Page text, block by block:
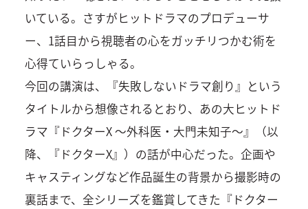
いている。さすがヒットドラマのプロデューサ
ー、1話目から視聴者の心をガッチリつかむ術を
心得ていらっしゃる。
今回の講演は、『失敗しないドラマ創り』という
タイトルから想像されるとおり、あの大ヒットド
ラマ『ドクターX ～外科医・大門未知子～』（以
降、『ドクターX』）の話が中心だった。企画や
キャスティングなど作品誕生の背景から撮影時の
裏話まで、全シリーズを鑑賞してきた『ドクター